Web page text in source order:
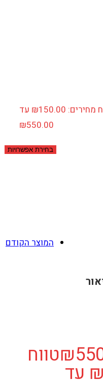
טווח מחירים: ⁦₪150.00⁩ עד
בחירת אפשרויות
המוצר הקודם
₪טווח
מחירים: ⁦₪150.00⁩ עד